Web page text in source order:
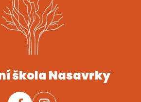
škola Nasavrky